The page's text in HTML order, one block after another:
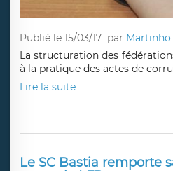
Publié le 15/03/17 par Martinho
La structuration des
à la pratique des actes de
Lire la suite
Le SC Bastia remporte